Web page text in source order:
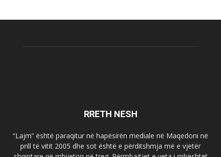
RRETH NESH
“Lajm” është paraqitur në hapësirën mediale në Maqedoni në
prill të vitit 2005 dhe sot është e përditshmja më e vjetër